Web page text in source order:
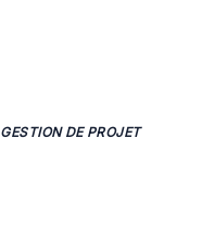
GESTION DE PROJET